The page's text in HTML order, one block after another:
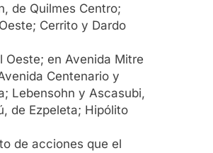
de Quilmes Centro;
Cerrito y Dardo
Oeste; en Avenida Mitre
Centenario y
Lebensohn y Ascasubi,
de Ezpeleta; Hipólito
de acciones que el